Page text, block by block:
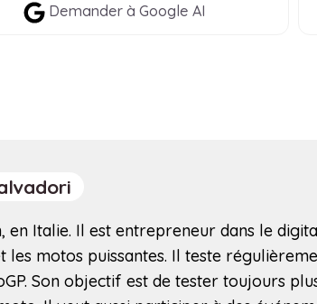
Demander à Google AI
en Italie. Il est entrepreneur dans le
motos puissantes. Il teste
Son objectif est de tester toujours